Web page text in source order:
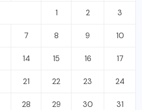
1 2 3
7 8 9 10
14 15 16 17
21 22 23 24
28 29 30 31